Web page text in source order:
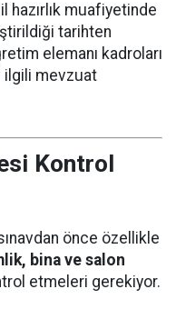
hazırlık muafiyetinde
tarihten
elemanı kadroları
ilgili mevzuat
Kontrol
önce özellikle
bina ve salon
etmeleri gerekiyor.